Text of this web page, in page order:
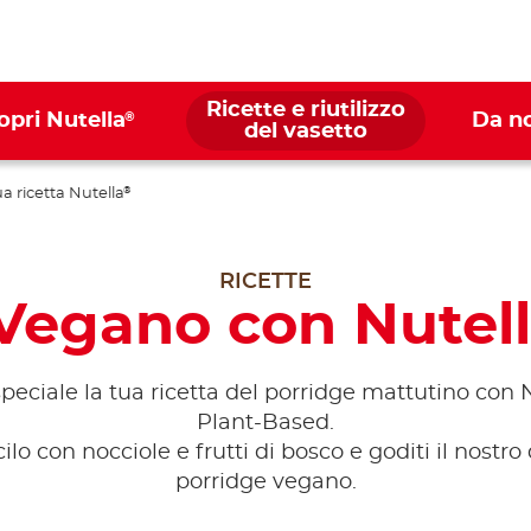
Nutella®
Ricette e riutilizzo
del vasetto
Da
ricetta Nutella®
RICETTE
con
la tua ricetta del porridge mattutino con
Plant-Based.
con nocciole e frutti di bosco e goditi il nostro
porridge vegano.